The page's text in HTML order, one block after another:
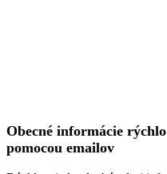
Obecné informácie rýchlo
pomocou emailov